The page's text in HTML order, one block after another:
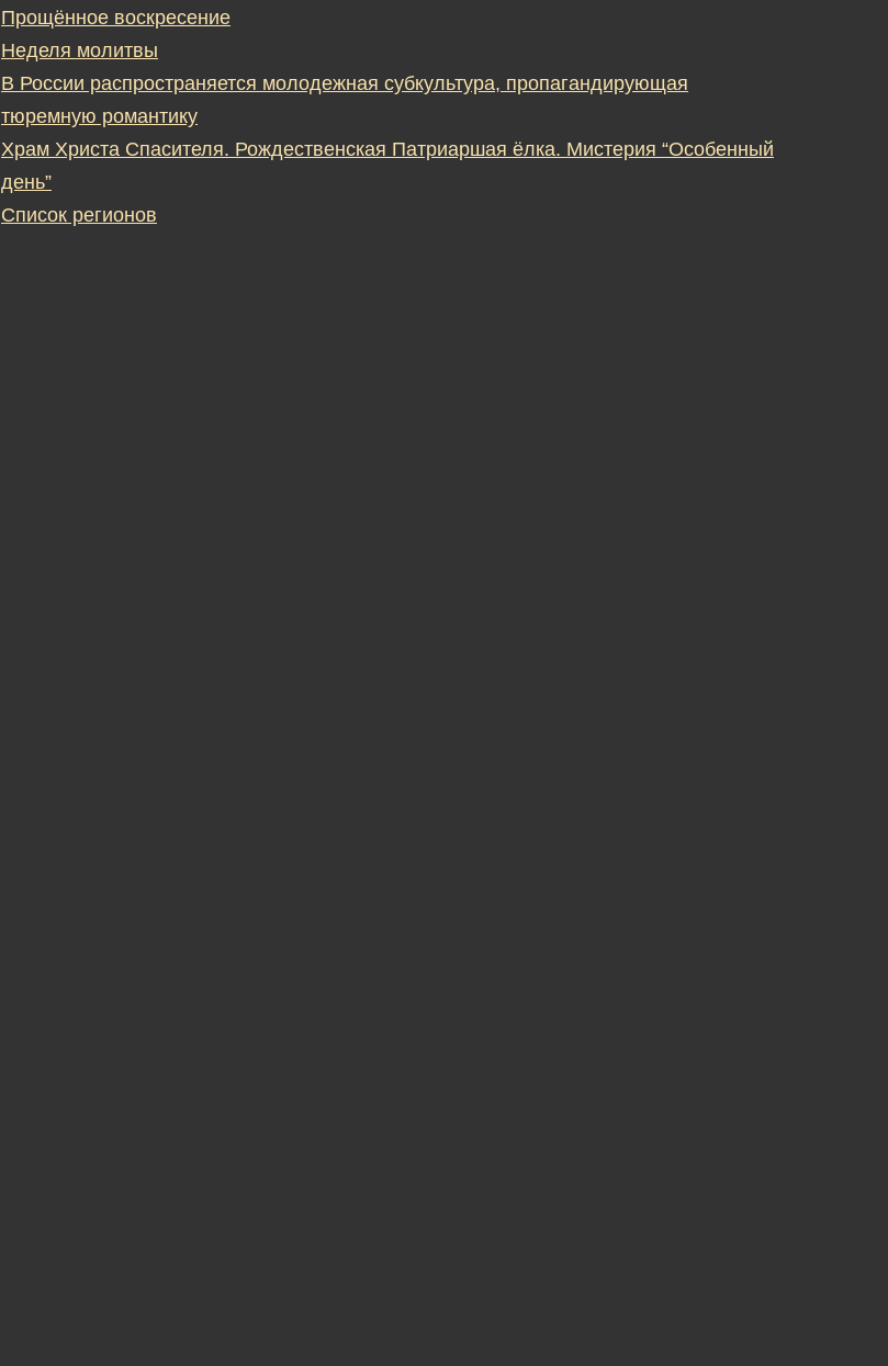
Прощённое воскресение
Неделя молитвы
В России распространяется молодежная субкультура, пропагандирующая
тюремную романтику
Храм Христа Спасителя. Рождественская Патриаршая ёлка. Мистерия “Особенный
день”
Список регионов